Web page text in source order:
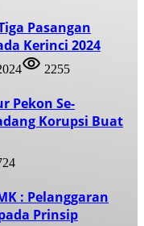
Pasangan
Kerinci 2024
2255
Pekon Se-
Korupsi Buat
: Pelanggaran
Prinsip